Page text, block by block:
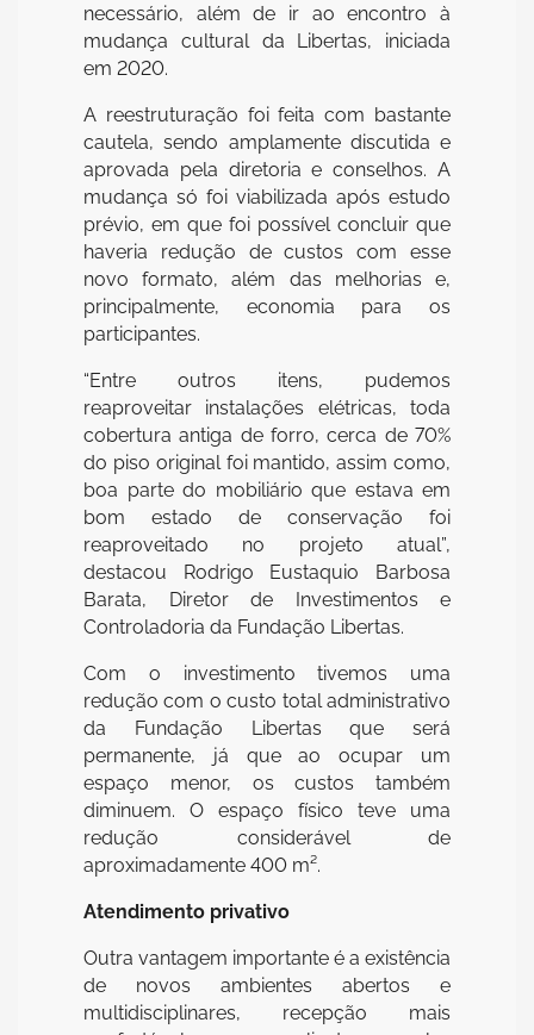
necessário, além de ir ao encontro à
mudança cultural da Libertas, iniciada
em 2020.
A reestruturação foi feita com bastante
cautela, sendo amplamente discutida e
aprovada pela diretoria e conselhos. A
mudança só foi viabilizada após estudo
prévio, em que foi possível concluir que
haveria redução de custos com esse
novo formato, além das melhorias e,
principalmente, economia para os
participantes.
“Entre outros itens, pudemos
reaproveitar instalações elétricas, toda
cobertura antiga de forro, cerca de 70%
do piso original foi mantido, assim como,
boa parte do mobiliário que estava em
bom estado de conservação foi
reaproveitado no projeto atual”,
destacou Rodrigo Eustaquio Barbosa
Barata, Diretor de Investimentos e
Controladoria da Fundação Libertas.
Com o investimento tivemos uma
redução com o custo total administrativo
da Fundação Libertas que será
permanente, já que ao ocupar um
espaço menor, os custos também
diminuem. O espaço físico teve uma
redução considerável de
aproximadamente 400 m².
Atendimento privativo
Outra vantagem importante é a existência
de novos ambientes abertos e
multidisciplinares, recepção mais